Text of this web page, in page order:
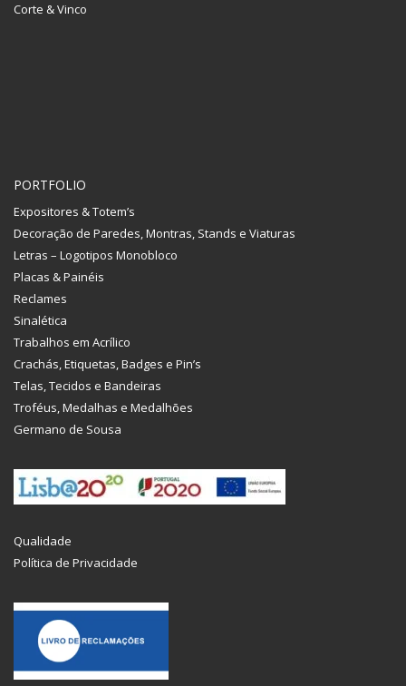
Corte & Vinco
PORTFOLIO
Expositores & Totem’s
Decoração de Paredes, Montras, Stands e Viaturas
Letras – Logotipos Monobloco
Placas & Painéis
Reclames
Sinalética
Trabalhos em Acrílico
Crachás, Etiquetas, Badges e Pin’s
Telas, Tecidos e Bandeiras
Troféus, Medalhas e Medalhões
Germano de Sousa
Qualidade
Política de Privacidade